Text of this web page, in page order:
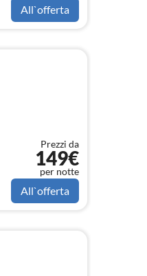
All`offerta
Prezzi da
149€
per notte
All`offerta